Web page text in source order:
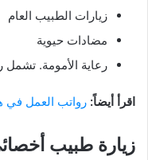
زيارات الطبيب العام
مضادات حيوية
رعاية الأمومة. تشمل
اقرأ أيضاً: رواتب العمل في
زيارة طبيب